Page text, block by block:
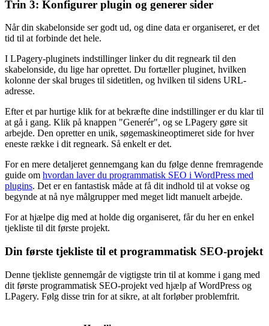
Trin 3: Konfigurer plugin og generer sider
Når din skabelonside ser godt ud, og dine data er organiseret, er det
tid til at forbinde det hele.
I LPagery-pluginets indstillinger linker du dit regneark til den
skabelonside, du lige har oprettet. Du fortæller pluginet, hvilken
kolonne der skal bruges til sidetitlen, og hvilken til sidens URL-
adresse.
Efter et par hurtige klik for at bekræfte dine indstillinger er du klar til
at gå i gang. Klik på knappen "Generér", og se LPagery gøre sit
arbejde. Den opretter en unik, søgemaskineoptimeret side for hver
eneste række i dit regneark. Så enkelt er det.
For en mere detaljeret gennemgang kan du følge denne fremragende
guide om hvordan laver du programmatisk SEO i WordPress med
plugins. Det er en fantastisk måde at få dit indhold til at vokse og
begynde at nå nye målgrupper med meget lidt manuelt arbejde.
For at hjælpe dig med at holde dig organiseret, får du her en enkel
tjekliste til dit første projekt.
Din første tjekliste til et programmatisk SEO-projekt
Denne tjekliste gennemgår de vigtigste trin til at komme i gang med
dit første programmatisk SEO-projekt ved hjælp af WordPress og
LPagery. Følg disse trin for at sikre, at alt forløber problemfrit.